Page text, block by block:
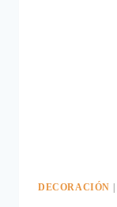
DECORACIÓN |